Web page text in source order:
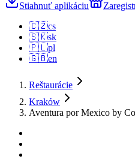
Stiahnuť aplikáciu
🇨🇿cs
🇸🇰sk
🇵🇱pl
🇬🇧en
Reštaurácie
Kraków
Aventura por Mexico by